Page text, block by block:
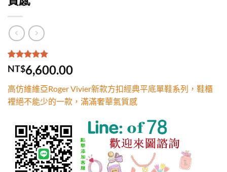
評分5.00/
5，已有
2
位
分
NT$6,600.00
高仿維維亞Roger Vivier新款方扣經典平底單鞋系列，鞋櫃
裡絕不能少的一款，滿滿奢華氣質感